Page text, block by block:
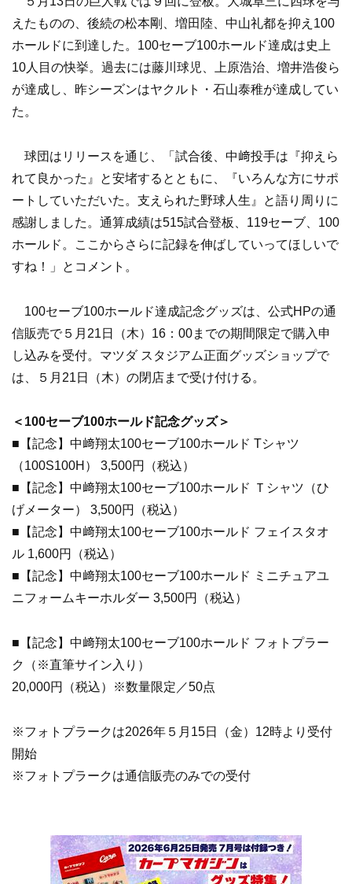
えたものの、後続の松本剛、増田陸、中山礼都を抑え100
ホールドに到達した。100セーブ100ホールド達成は史上
10人目の快挙。過去には藤川球児、上原浩治、増井浩俊ら
が達成し、昨シーズンはヤクルト・石山泰稚が達成してい
た。
球団はリリースを通じ、「試合後、中﨑投手は『抑えら
れて良かった』と安堵するとともに、『いろんな方にサポ
ートしていただいた。支えられた野球人生』と語り周りに
感謝しました。通算成績は515試合登板、119セーブ、100
ホールド。ここからさらに記録を伸ばしていってほしいで
すね！」とコメント。
100セーブ100ホールド達成記念グッズは、公式HPの通
信販売で５月21日（木）16：00までの期間限定で購入申
し込みを受付。マツダ スタジアム正面グッズショップで
は、５月21日（木）の閉店まで受け付ける。
＜100セーブ100ホールド記念グッズ＞
■【記念】中﨑翔太100セーブ100ホールド Tシャツ
（100S100H） 3,500円（税込）
■【記念】中﨑翔太100セーブ100ホールド Ｔシャツ（ひ
げメーター） 3,500円（税込）
■【記念】中﨑翔太100セーブ100ホールド フェイスタオ
ル 1,600円（税込）
■【記念】中﨑翔太100セーブ100ホールド ミニチュアユ
ニフォームキーホルダー 3,500円（税込）
■【記念】中﨑翔太100セーブ100ホールド フォトプラー
ク（※直筆サイン入り）
20,000円（税込）※数量限定／50点
※フォトプラークは2026年５月15日（金）12時より受付
開始
※フォトプラークは通信販売のみでの受付